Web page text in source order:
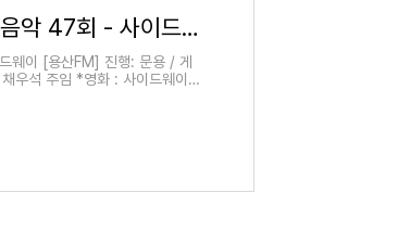
피아니스트 문용의 다정한 영화음악 47회 - 사이드웨이 [용산FM]
웨이 [용산FM] 진행: 문용 / 게
우석 주임 *영화 : 사이드웨이